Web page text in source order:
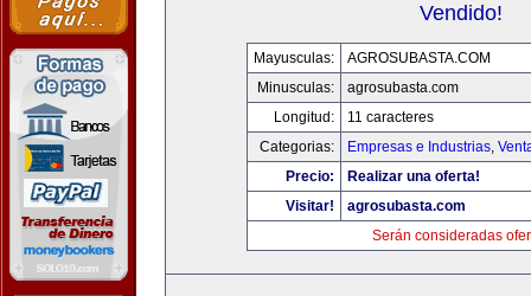
Vendido!
Mayusculas:
AGROSUBASTA.COM
Minusculas:
agrosubasta.com
Longitud:
11 caracteres
Categorias:
Empresas e Industrias,
Precio:
Realizar una oferta!
Visitar!
agrosubasta.com
Serán consideradas